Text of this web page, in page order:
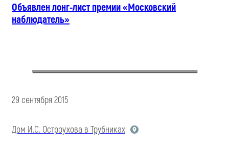
Объявлен лонг-лист премии «Московский
наблюдатель»
29 сентября 2015
Дом И.С. Остроухова в Трубниках